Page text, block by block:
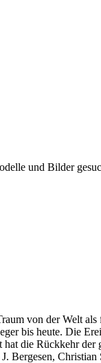
und Bilder
von der Welt
bis heute. Die
die Rückkehr der
Bergesen,